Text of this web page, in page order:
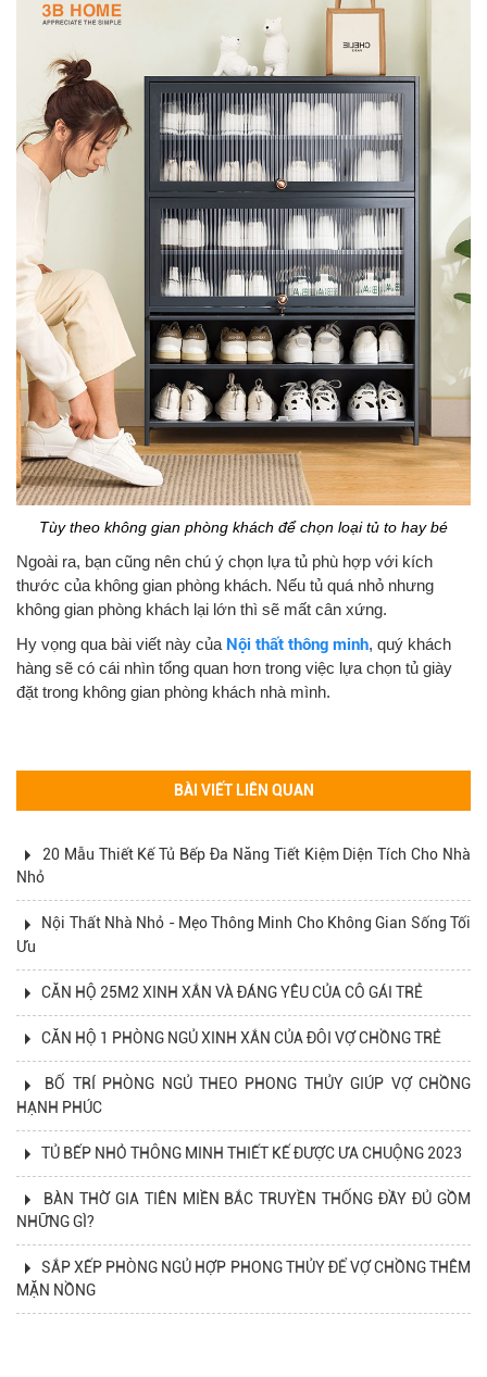
Tùy theo không gian phòng khách để chọn loại tủ to hay bé
Ngoài ra, bạn cũng nên chú ý chọn lựa tủ phù hợp với kích
thước của không gian phòng khách. Nếu tủ quá nhỏ nhưng
không gian phòng khách lại lớn thì sẽ mất cân xứng.
Hy vọng qua bài viết này của Nội thất thông minh, quý khách
hàng sẽ có cái nhìn tổng quan hơn trong việc lựa chọn tủ giày
đặt trong không gian phòng khách nhà mình.
BÀI VIẾT LIÊN QUAN
20 Mẫu Thiết Kế Tủ Bếp Đa Năng Tiết Kiệm Diện Tích Cho Nhà
Nhỏ
Nội Thất Nhà Nhỏ - Mẹo Thông Minh Cho Không Gian Sống Tối
Ưu
CĂN HỘ 25M2 XINH XẮN VÀ ĐÁNG YÊU CỦA CÔ GÁI TRẺ
CĂN HỘ 1 PHÒNG NGỦ XINH XẮN CỦA ĐÔI VỢ CHỒNG TRẺ
BỐ TRÍ PHÒNG NGỦ THEO PHONG THỦY GIÚP VỢ CHỒNG
HẠNH PHÚC
TỦ BẾP NHỎ THÔNG MINH THIẾT KẾ ĐƯỢC ƯA CHUỘNG 2023
BÀN THỜ GIA TIÊN MIỀN BẮC TRUYỀN THỐNG ĐẦY ĐỦ GỒM
NHỮNG GÌ?
SẮP XẾP PHÒNG NGỦ HỢP PHONG THỦY ĐỂ VỢ CHỒNG THÊM
MẶN NỒNG